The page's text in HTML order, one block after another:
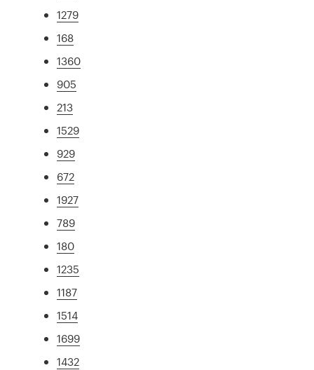
1279
168
1360
905
213
1529
929
672
1927
789
180
1235
1187
1514
1699
1432